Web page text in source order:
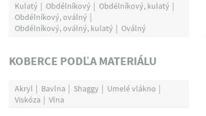
Kulatý Obdélníkový
Obdélníkový, kulatý
Obdélníkový, oválný
Obdélníkový, oválný, kulatý
Oválný
KOBERCE PODĽA MATERIÁLU
Akryl Bavlna Shaggy
Umelé vlákno
Viskóza
Vlna